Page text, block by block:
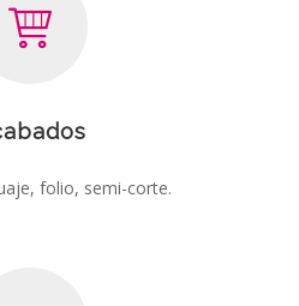
folio, semi-corte.